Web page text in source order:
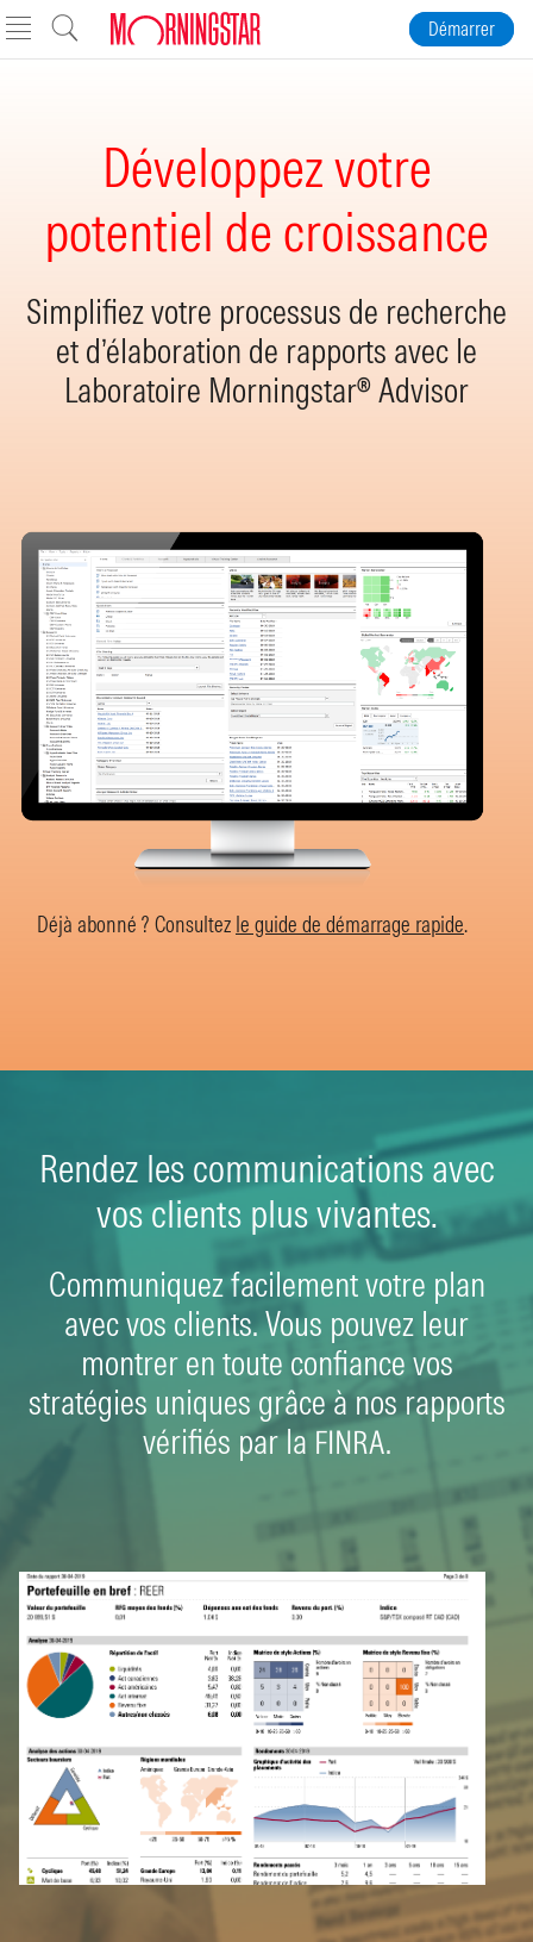
Skip to Content
Démarrer
Développez votre
potentiel de croissance
Simplifiez votre processus de recherche
et d’élaboration de rapports avec le
Laboratoire Morningstar® Advisor
Déjà abonné ? Consultez le guide de démarrage rapide.
Rendez les communications avec
vos clients plus vivantes.
Communiquez facilement votre plan
avec vos clients. Vous pouvez leur
montrer en toute confiance vos
stratégies uniques grâce à nos rapports
vérifiés par la FINRA.